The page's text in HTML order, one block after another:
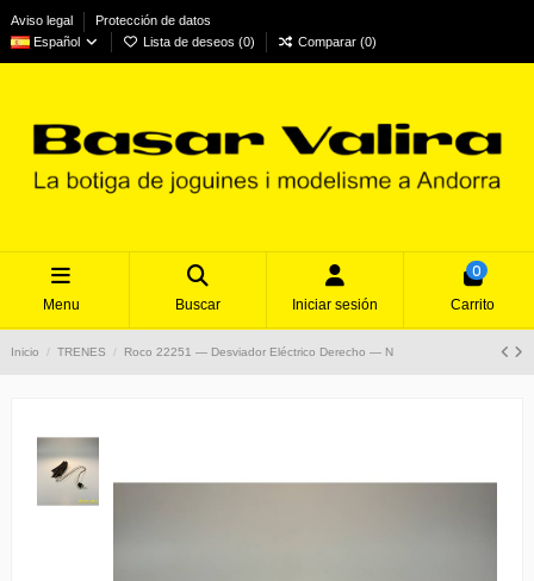
Aviso legal
Protección de datos
Español
Lista de deseos (0) Comparar (0)
Menu Buscar Iniciar sesión
0
Carrito
Inicio TRENES Roco 22251 — Desviador Eléctrico Derecho — N